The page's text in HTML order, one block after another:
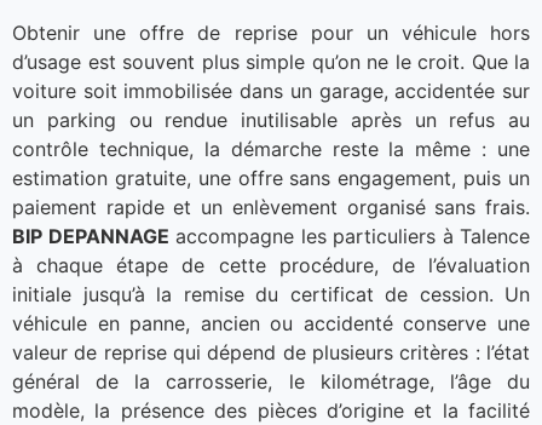
Obtenir une offre de reprise pour un véhicule hors
d’usage est souvent plus simple qu’on ne le croit. Que la
voiture soit immobilisée dans un garage, accidentée sur
un parking ou rendue inutilisable après un refus au
contrôle technique, la démarche reste la même : une
estimation gratuite, une offre sans engagement, puis un
paiement rapide et un enlèvement organisé sans frais.
BIP DEPANNAGE accompagne les particuliers à Talence
à chaque étape de cette procédure, de l’évaluation
initiale jusqu’à la remise du certificat de cession. Un
véhicule en panne, ancien ou accidenté conserve une
valeur de reprise qui dépend de plusieurs critères : l’état
général de la carrosserie, le kilométrage, l’âge du
modèle, la présence des pièces d’origine et la facilité